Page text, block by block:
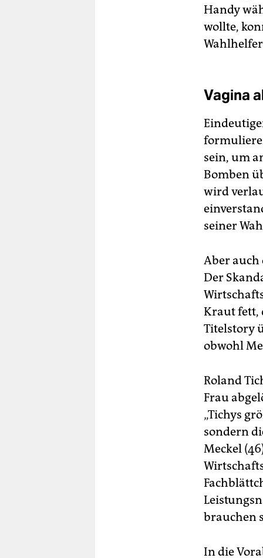
Handy
wollte,
Vagina
sein, um
Bomben
wird
seiner
Aber auch
Der
Kraut fett,
Titelstory
obwohl
Roland
Frau
„Tichys
sondern
Meckel
brauchen
In die